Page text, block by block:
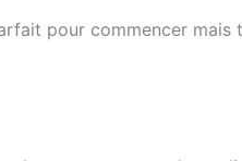
pour commencer mais